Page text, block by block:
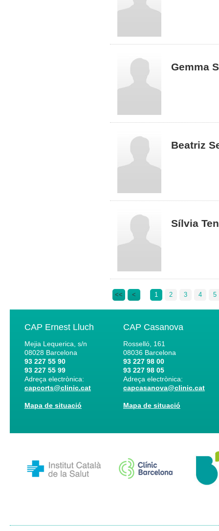
Gemma
Beatriz
Sílvia
<< < 1 2 3 4 5
CAP Ernest Lluch
Mejia Lequerica, s/n
08028 Barcelona
93 227 55 90
93 227 55 99
Adreça electrònica:
capcorts@clinic.cat
Mapa de situació
CAP Casanova
Rosselló, 161
08036 Barcelona
93 227 98 00
93 227 98 05
Adreça electrònica:
capcasanova@clinic.cat
Mapa de situació